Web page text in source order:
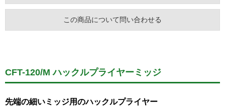
この商品について問い合わせる
CFT-120/M ハックルプライヤーミッジ
先端の細いミッジ用のハックルプライヤー